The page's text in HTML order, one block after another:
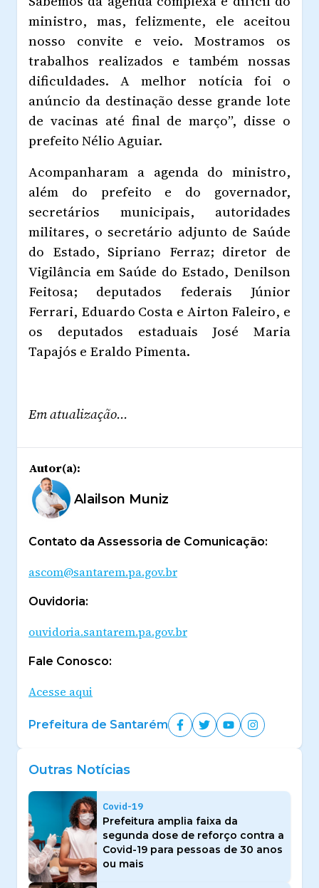
ministro, mas, felizmente, ele aceitou
nosso convite e veio. Mostramos os
trabalhos realizados e também nossas
dificuldades. A melhor notícia foi o
anúncio da destinação desse grande lote
de vacinas até final de março”, disse o
prefeito Nélio Aguiar.
Acompanharam a agenda do ministro,
além do prefeito e do governador,
secretários municipais, autoridades
militares, o secretário adjunto de Saúde
do Estado, Sipriano Ferraz; diretor de
Vigilância em Saúde do Estado, Denilson
Feitosa; deputados federais Júnior
Ferrari, Eduardo Costa e Airton Faleiro, e
os deputados estaduais José Maria
Tapajós e Eraldo Pimenta.
Em atualização...
Autor(a):
Alailson Muniz
Contato da Assessoria de Comunicação:
ascom@santarem.pa.gov.br
Ouvidoria:
ouvidoria.santarem.pa.gov.br
Fale Conosco:
Acesse aqui
Prefeitura de Santarém
Outras Notícias
Covid-19
Prefeitura amplia faixa da
segunda dose de reforço contra a
Covid-19 para pessoas de 30 anos
ou mais